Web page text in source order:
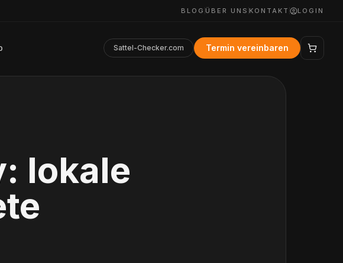
BLOG ÜBER UNS KONTAKT LOGIN
Sattel-Checker.com Termin vereinbaren
: lokale